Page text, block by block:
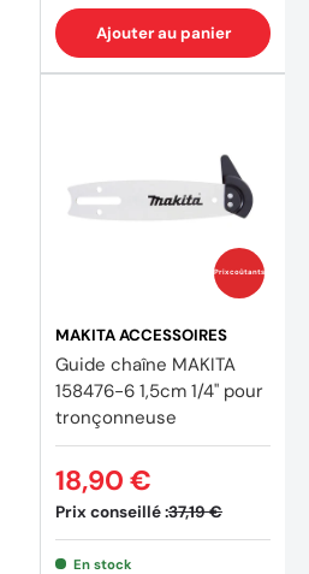
Ajouter au panier
Prix coûtants
MAKITA ACCESSOIRES
Guide chaîne MAKITA
158476-6 1,5cm 1/4" pour
tronçonneuse
Prix conseillé :37,19 €
18,90 €
En stock